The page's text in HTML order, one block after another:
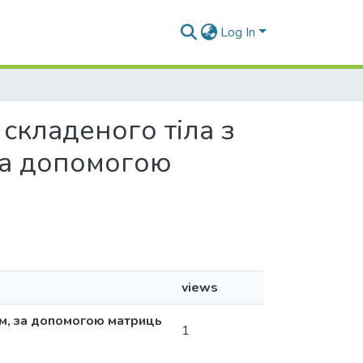
Log In
тіла з
допомогою
views
за допомогою матриць
1